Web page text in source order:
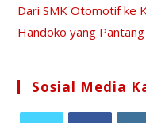
Dari SMK Otomotif ke
Handoko yang
Sosial Media